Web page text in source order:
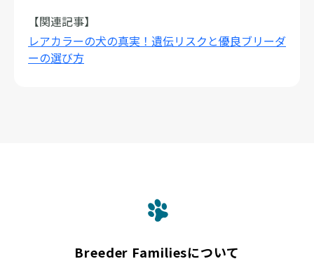
ので、生後半年〜1歳頃から徐々に現れることが多いよ
うです。色の移ろいもその子の個性として楽しんでいた
だければと思います。
ーのほか、ブルーマールも公認色です。マールを選ぶ場
合は親犬がマール同士（ダブルマール）でないかの確認
が大切です。毛色で性格は決まらないと言われており、
色より親犬の健康状態や気質、ブリーダーの誠実さを基
【関連記事】
レアカラーの犬の真実！遺伝リスクと優良ブリーダ
ーの選び方
Breeder Familiesについて